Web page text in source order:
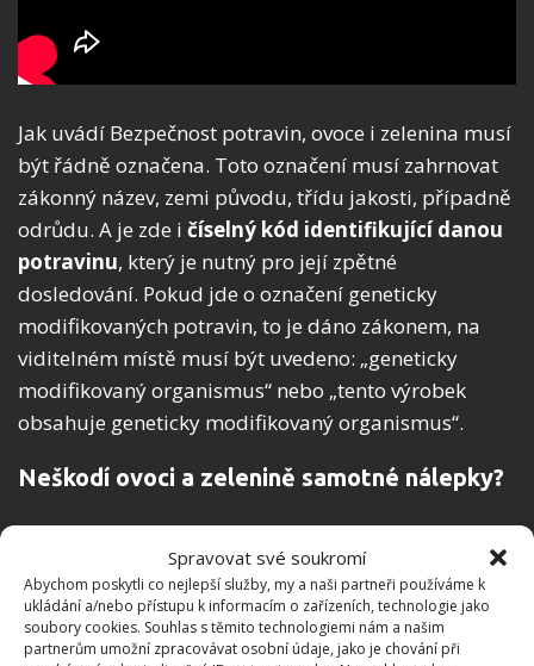
Spravovat své soukromí
Abychom poskytli co nejlepší služby, my a naši partneři používáme k
ukládání a/nebo přístupu k informacím o zařízeních, technologie jako
soubory cookies. Souhlas s těmito technologiemi nám a našim
partnerům umožní zpracovávat osobní údaje, jako je chování při
Jak uvádí Bezpečnost potravin, ovoce i zelenina musí
být řádně označena. Toto označení musí zahrnovat
zákonný název, zemi původu, třídu jakosti, případně
odrůdu. A je zde i číselný kód identifikující danou
potravinu, který je nutný pro její zpětné
dosledování. Pokud jde o označení geneticky
modifikovaných potravin, to je dáno zákonem, na
viditelném místě musí být uvedeno: „geneticky
modifikovaný organismus“ nebo „tento výrobek
obsahuje geneticky modifikovaný organismus“.
Neškodí ovoci a zelenině samotné nálepky?
I když jsou menší štítky nalepeny přímo na slupce
ovoce, nepředstavují žádné zdravotní riziko. PLU
nálepky jsou obvykle vyrobeny z papíru, takže
nejsou ani závadné, ale ani vyloženě jedlé.